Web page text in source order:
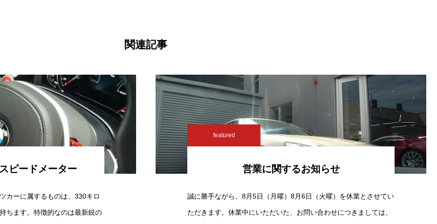
関連記事
ピードメーター
カーに属するものは、330キロ
ちます。特徴的なのは最新鋭の
featured
営業に関するお知らせ
誠に勝手ながら、8月5日（月曜）8月6日（火曜）を休業とさせてい
ただきます。休業中にいただいた、お問い合わせにつきましては、